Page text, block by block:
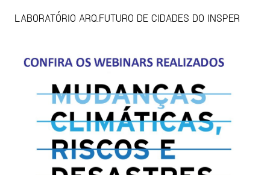
LABORATÓRIO ARQ.FUTURO DE CIDADES DO INSPER